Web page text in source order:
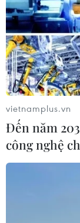
Canada cảnh
này không phê
thống Mỹ
nhôm và thép
vietnamplus.vn
Đến năm
công nghệ